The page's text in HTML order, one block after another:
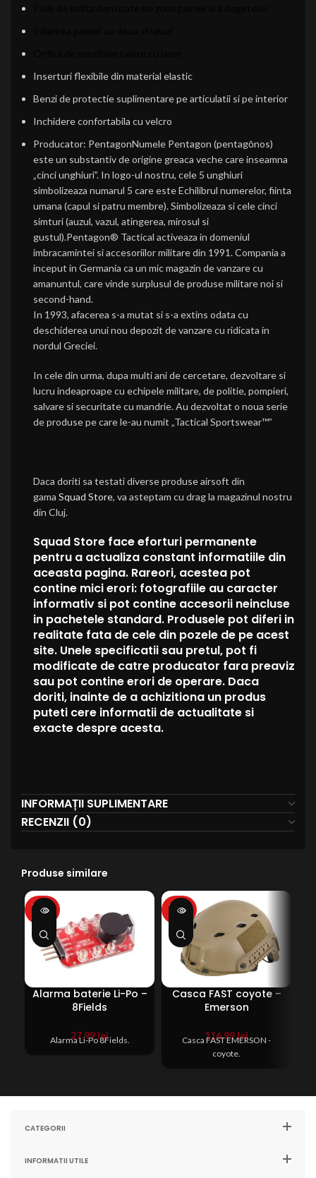
Inserturi flexibile din material elastic
Benzi de protectie suplimentare pe articulatii si pe interior
Inchidere confortabila cu velcro
Producator: PentagonNumele Pentagon (pentagōnos)
este un substantiv de origine greaca veche care inseamna
„cinci unghiuri”. In logo-ul nostru, cele 5 unghiuri
simbolizeaza numarul 5 care este Echilibrul numerelor, fiinta
umana (capul si patru membre). Simbolizeaza si cele cinci
simturi (auzul, vazul, atingerea, mirosul si
gustul).Pentagon® Tactical activeaza in domeniul
imbracamintei si accesoriilor militare din 1991. Compania a
inceput in Germania ca un mic magazin de vanzare cu
amanuntul, care vinde surplusul de produse militare noi si
second-hand.
In 1993, afacerea s-a mutat si s-a extins odata cu
deschiderea unui nou depozit de vanzare cu ridicata in
nordul Greciei.
In cele din urma, dupa multi ani de cercetare, dezvoltare si
lucru indeaproape cu echipele militare, de politie, pompieri,
salvare si securitate cu mandrie. Au dezvoltat o noua serie
de produse pe care le-au numit „Tactical Sportswear™”
Daca doriti sa testati diverse produse airsoft din
gama Squad Store, va asteptam cu drag la magazinul nostru
din Cluj.
Squad Store face eforturi permanente
pentru a actualiza constant informatiile din
aceasta pagina. Rareori, acestea pot
contine mici erori: fotografiile au caracter
informativ si pot contine accesorii neincluse
in pachetele standard. Produsele pot diferi in
realitate fata de cele din pozele de pe acest
site. Unele specificatii sau pretul, pot fi
modificate de catre producator fara preaviz
sau pot contine erori de operare. Daca
doriti, inainte de a achizitiona un produs
puteti cere informatii de actualitate si
exacte despre acesta.
INFORMAȚII SUPLIMENTARE
RECENZII (0)
Produse similare
SOLD
OUT
Alarma baterie Li-Po –
8Fields
27,99 lei
Alarma Li-Po 8Fields.
SOLD
OUT
Casca FAST coyote –
Emerson
116,99lei
Casca FAST EMERSON -
coyote.
CATEGORII
INFORMATII UTILE